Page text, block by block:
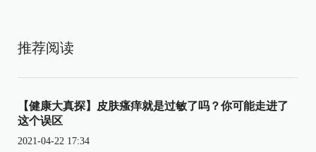
推荐阅读
【健康大真探】皮肤瘙痒就是过敏了吗？你可能走进了
这个误区
2021-04-22 17:34